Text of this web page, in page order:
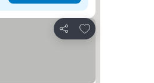
Compartir
Añadir a favoritos